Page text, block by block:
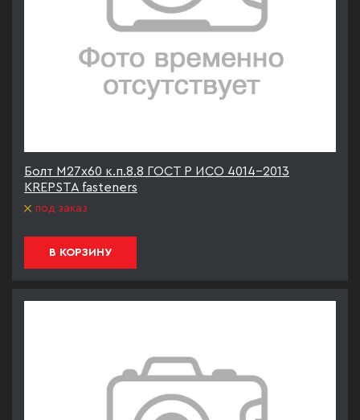
Болт М27х60 к.п.8.8 ГОСТ Р ИСО 4014-2013
KREPSTA fasteners
под заказ
В КОРЗИНУ